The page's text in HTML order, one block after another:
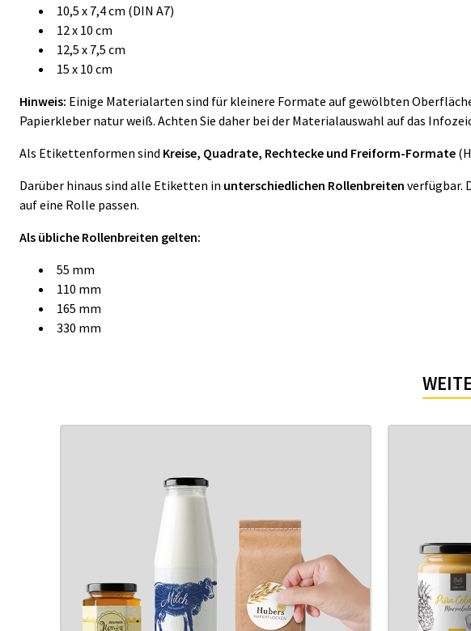
10,5 x 7,4 cm (DIN A7)
12 x 10 cm
12,5 x 7,5 cm
15 x 10 cm
Hinweis: Einige Materialarten sind für kleinere Formate auf gewölbten
Papierkleber natur weiß. Achten Sie daher bei der Materialauswahl auf das
Als Etikettenformen sind Kreise, Quadrate, Rechtecke und Freiform-Formate
Darüber hinaus sind alle Etiketten in unterschiedlichen Rollenbreiten verfügbar.
auf eine Rolle passen.
Als übliche Rollenbreiten gelten:
55 mm
110 mm
165 mm
330 mm